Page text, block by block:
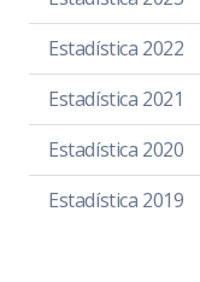
Estadística 2022
Estadística 2021
Estadística 2020
Estadística 2019